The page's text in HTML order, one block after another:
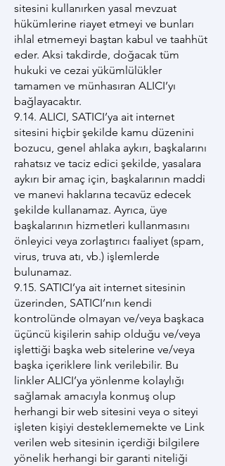
sitesini kullanırken yasal mevzuat
hükümlerine riayet etmeyi ve bunları
ihlal etmemeyi baştan kabul ve taahhüt
eder. Aksi takdirde, doğacak tüm
hukuki ve cezai yükümlülükler
tamamen ve münhasıran ALICI’yı
bağlayacaktır.
9.14. ALICI, SATICI’ya ait internet
sitesini hiçbir şekilde kamu düzenini
bozucu, genel ahlaka aykırı, başkalarını
rahatsız ve taciz edici şekilde, yasalara
aykırı bir amaç için, başkalarının maddi
ve manevi haklarına tecavüz edecek
şekilde kullanamaz. Ayrıca, üye
başkalarının hizmetleri kullanmasını
önleyici veya zorlaştırıcı faaliyet (spam,
virus, truva atı, vb.) işlemlerde
bulunamaz.
9.15. SATICI’ya ait internet sitesinin
üzerinden, SATICI’nın kendi
kontrolünde olmayan ve/veya başkaca
üçüncü kişilerin sahip olduğu ve/veya
işlettiği başka web sitelerine ve/veya
başka içeriklere link verilebilir. Bu
linkler ALICI’ya yönlenme kolaylığı
sağlamak amacıyla konmuş olup
herhangi bir web sitesini veya o siteyi
işleten kişiyi desteklememekte ve Link
verilen web sitesinin içerdiği bilgilere
yönelik herhangi bir garanti niteliği